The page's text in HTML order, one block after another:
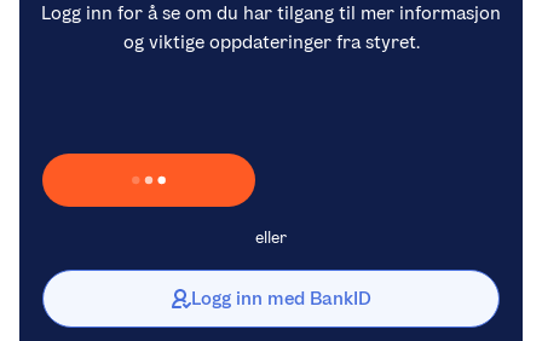
Logg inn for å se om du har tilgang til mer informasjon
og viktige oppdateringer fra styret.
Laster inn Vipps …
eller
Logg inn med BankID